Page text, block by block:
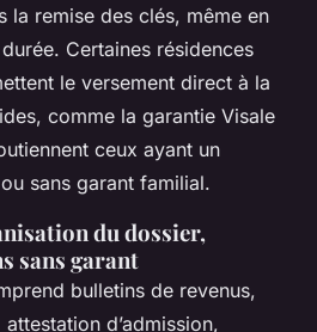
la remise des clés, même en
Certaines résidences
le versement direct à la
comme la garantie Visale
ceux ayant un
sans garant familial.
du dossier,
sans garant
bulletins de revenus,
d’admission,